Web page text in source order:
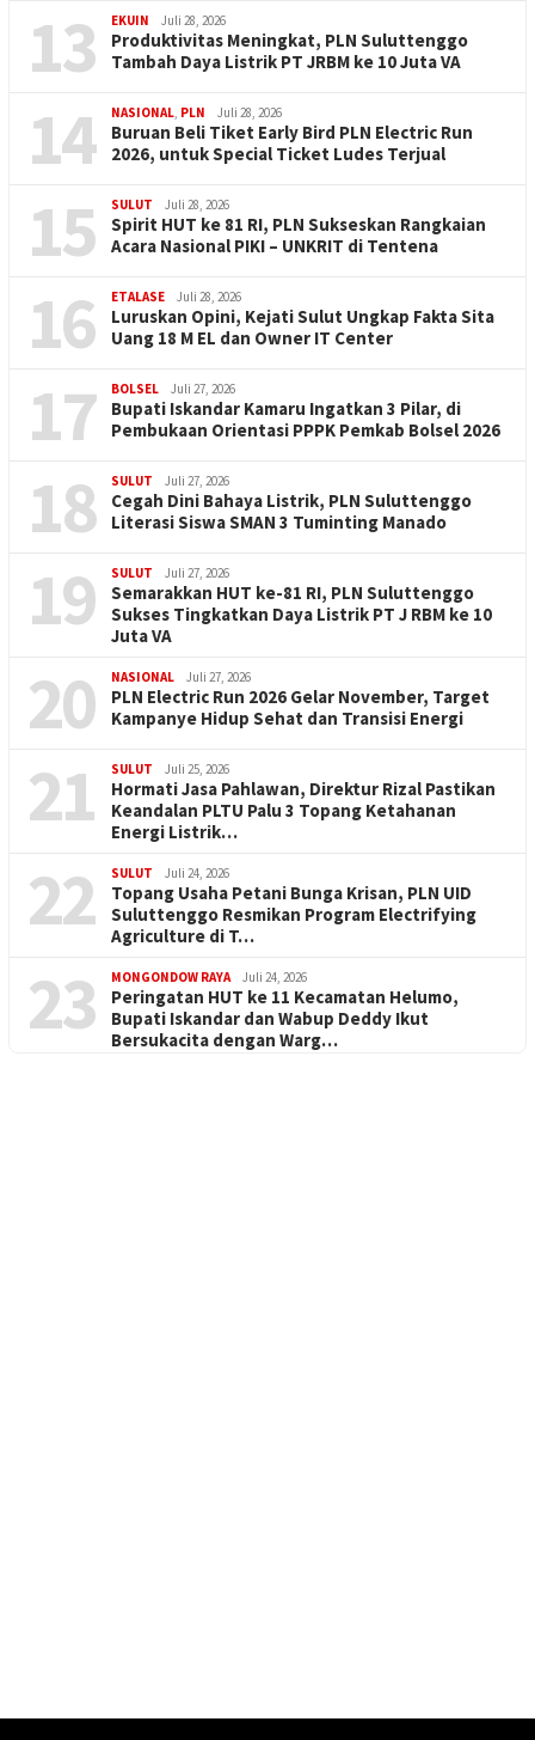
13 EKUIN Juli 28, 2026
Produktivitas Meningkat, PLN Suluttenggo
Tambah Daya Listrik PT JRBM ke 10 Juta VA
14 NASIONAL, PLN Juli 28, 2026
Buruan Beli Tiket Early Bird PLN Electric Run
2026, untuk Special Ticket Ludes Terjual
15 SULUT Juli 28, 2026
Spirit HUT ke 81 RI, PLN Sukseskan Rangkaian
Acara Nasional PIKI – UNKRIT di Tentena
16 ETALASE Juli 28, 2026
Luruskan Opini, Kejati Sulut Ungkap Fakta Sita
Uang 18 M EL dan Owner IT Center
17 BOLSEL Juli 27, 2026
Bupati Iskandar Kamaru Ingatkan 3 Pilar, di
Pembukaan Orientasi PPPK Pemkab Bolsel 2026
18 SULUT Juli 27, 2026
Cegah Dini Bahaya Listrik, PLN Suluttenggo
Literasi Siswa SMAN 3 Tuminting Manado
19 SULUT Juli 27, 2026
Semarakkan HUT ke-81 RI, PLN Suluttenggo
Sukses Tingkatkan Daya Listrik PT J RBM ke 10
Juta VA
20 NASIONAL Juli 27, 2026
PLN Electric Run 2026 Gelar November, Target
Kampanye Hidup Sehat dan Transisi Energi
21 SULUT Juli 25, 2026
Hormati Jasa Pahlawan, Direktur Rizal Pastikan
Keandalan PLTU Palu 3 Topang Ketahanan
Energi Listrik…
22 SULUT Juli 24, 2026
Topang Usaha Petani Bunga Krisan, PLN UID
Suluttenggo Resmikan Program Electrifying
Agriculture di T…
23 MONGONDOW RAYA Juli 24, 2026
Peringatan HUT ke 11 Kecamatan Helumo,
Bupati Iskandar dan Wabup Deddy Ikut
Bersukacita dengan Warg…